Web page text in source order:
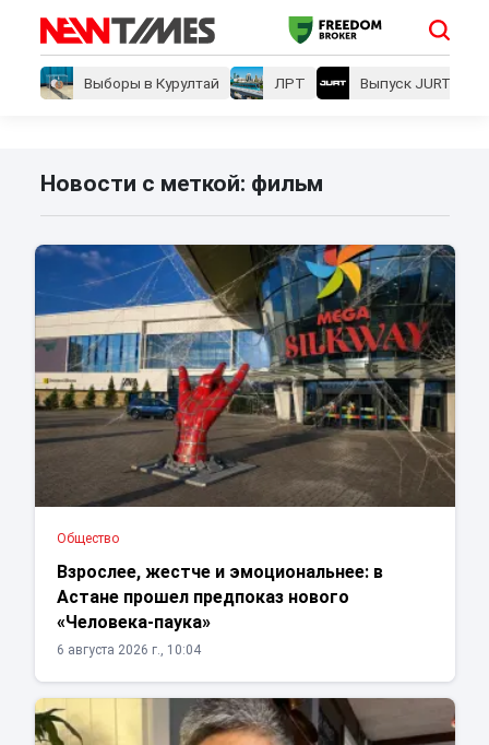
Выборы в Курултай ЛРТ Выпуск JURT
Новости с меткой: фильм
Общество
Взрослее, жестче и эмоциональнее: в
Астане прошел предпоказ нового
«Человека-паука»
6 августа 2026 г., 10:04